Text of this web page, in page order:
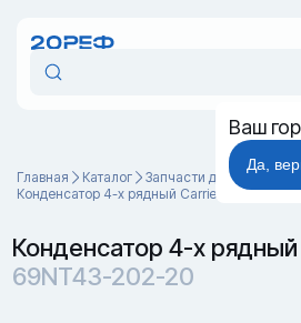
Ваш
Да,
Главная Каталог
Запчасти для
Конденсатор 4-х рядный Carrier 69NT43-
Конденсатор 4-х
69NT43-202-20